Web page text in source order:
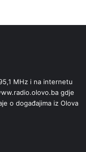
MHz i na internetu
gdje
o događajima iz Olova